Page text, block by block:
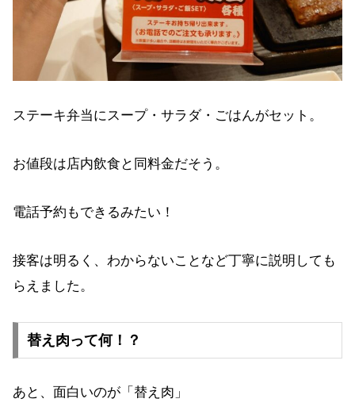
ステーキ弁当にスープ・サラダ・ごはんがセット。
お値段は店内飲食と同料金だそう。
電話予約もできるみたい！
接客は明るく、わからないことなど丁寧に説明しても
らえました。
替え肉って何！？
あと、面白いのが「替え肉」